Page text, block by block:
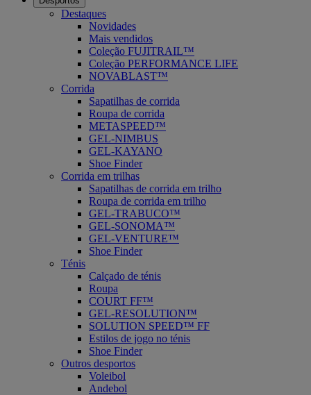
Destaques
Novidades
Mais vendidos
Coleção FUJITRAIL™
Coleção PERFORMANCE LIFE
NOVABLAST™
Corrida
Sapatilhas de corrida
Roupa de corrida
METASPEED™
GEL-NIMBUS
GEL-KAYANO
Shoe Finder
Corrida em trilhas
Sapatilhas de corrida em trilho
Roupa de corrida em trilho
GEL-TRABUCO™
GEL-SONOMA™
GEL-VENTURE™
Shoe Finder
Ténis
Calçado de ténis
Roupa
COURT FF™
GEL-RESOLUTION™
SOLUTION SPEED™ FF
Estilos de jogo no ténis
Shoe Finder
Outros desportos
Voleibol
Andebol